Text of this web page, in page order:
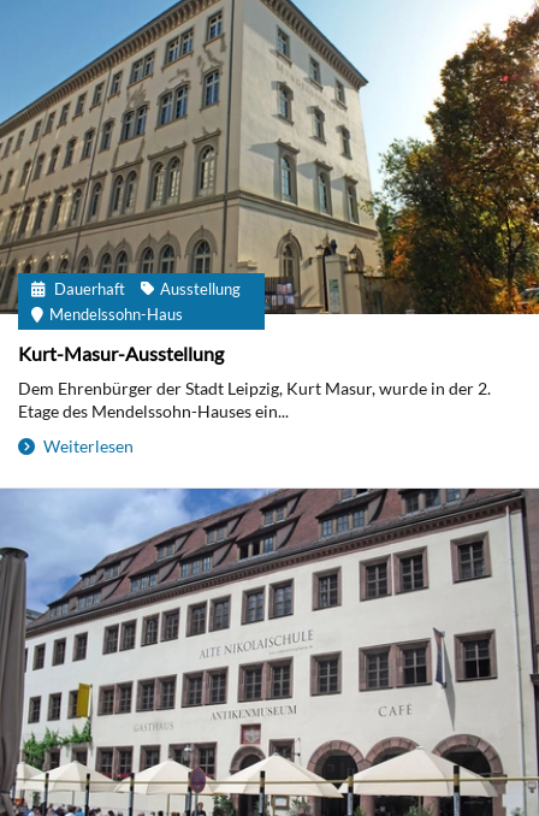
Dauerhaft
Ausstellung
Mendelssohn-Haus
Kurt-Masur-Ausstellung
Dem Ehrenbürger der Stadt Leipzig, Kurt Masur, wurde in der 2.
Etage des Mendelssohn-Hauses ein...
Weiterlesen